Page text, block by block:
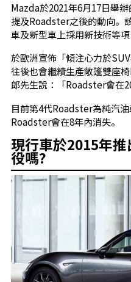
Mazda於2021年6月17日舉
提及Roadster之後的動向。
車及新型車上採用新技術等項
於歐洲宣佈「傾注心力於
往後也會繼續生產敞篷雙座
郎先生說：「Roadster會在
目前第4代Roadster為純汽
Roadster會在8年內消失。
現行車於2015年
役嗎?